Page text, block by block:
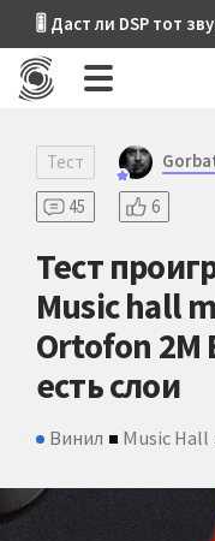
🎚 Даст ли DSP тот
Тест
45
6
Тест
Music hall
Ortofon 2M
есть слои
Винил Music Hall